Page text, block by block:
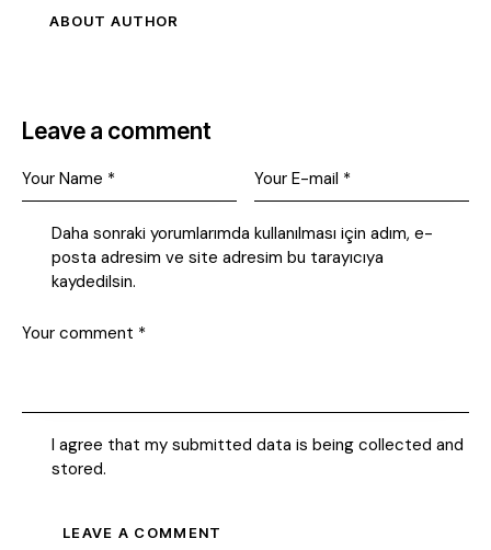
ABOUT AUTHOR
Leave a comment
Daha sonraki yorumlarımda kullanılması için adım, e-
posta adresim ve site adresim bu tarayıcıya
kaydedilsin.
I agree that my submitted data is being collected and
stored.